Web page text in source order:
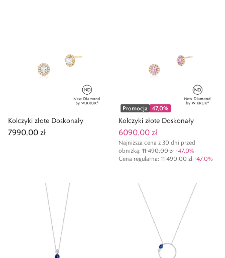
Kolczyki złote Doskonały
7990,00 zł
Promocja 47,0%
Kolczyki złote Doskonały
6090,00 zł
Najniższa cena z 30 dni przed
obniżką: 11 490,00 zł -47,0%
Cena regularna: 11 490,00 zł -47,0%